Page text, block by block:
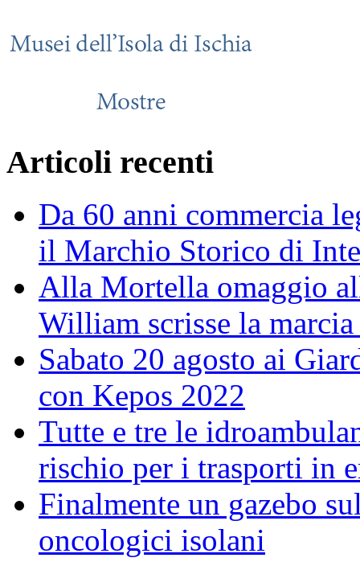
Articoli recenti
Da 60 anni commercia
il Marchio Storico di
Alla Mortella omaggio
William scrisse la
Sabato 20 agosto ai
con Kepos 2022
Tutte e tre le
rischio per i trasporti in
Finalmente un gazebo
oncologici isolani